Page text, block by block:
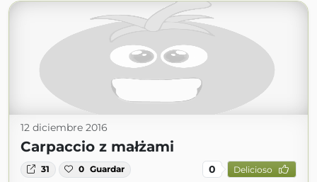
12 diciembre 2016
Carpaccio z małżami
31 0 Guardar 0 Delicioso